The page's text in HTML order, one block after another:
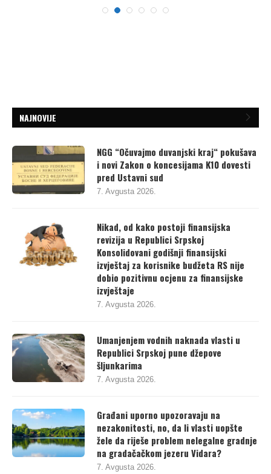
NAJNOVIJE
NGG “Očuvajmo duvanjski kraj“ pokušava
i novi Zakon o koncesijama K10 dovesti
pred Ustavni sud
7. Avgusta 2026.
Nikad, od kako postoji finansijska
revizija u Republici Srpskoj
Konsolidovani godišnji finansijski
izvještaj za korisnike budžeta RS nije
dobio pozitivnu ocjenu za finansijske
izvještaje
7. Avgusta 2026.
Umanjenjem vodnih naknada vlasti u
Republici Srpskoj pune džepove
šljunkarima
7. Avgusta 2026.
Građani uporno upozoravaju na
nezakonitosti, no, da li vlasti uopšte
žele da riješe problem nelegalne gradnje
na gradačačkom jezeru Vidara?
7. Avgusta 2026.